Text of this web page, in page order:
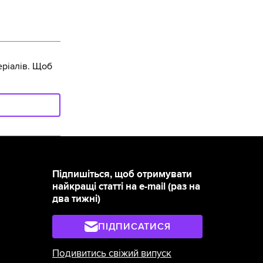
Щоб
Підпишіться, щоб отримувати
найкращі статті на e-mail (раз на
два тижні)
ПІДПИСАТИСЯ
Подивитись свіжий випуск